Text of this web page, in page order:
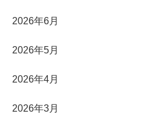
2026年6月
2026年5月
2026年4月
2026年3月